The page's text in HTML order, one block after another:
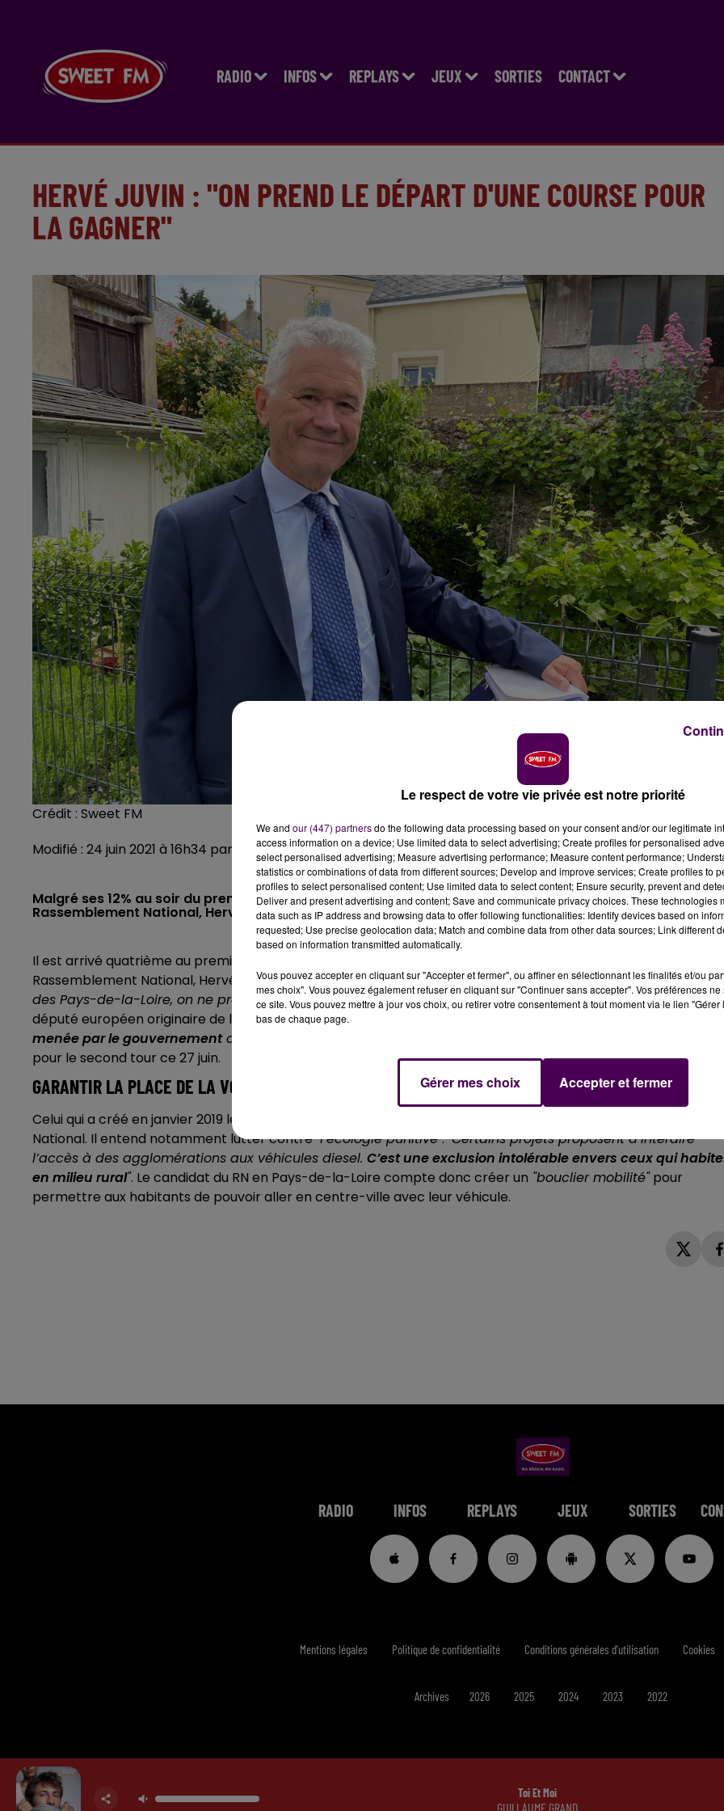
RADIO INFOS REPLAYS JEUX SORTIES CONTACT
HERVÉ JUVIN : "ON PREND LE DÉPART D'UNE COURSE POUR
LA GAGNER"
Crédit : Sweet FM
Modifié : 24 juin 2021 à 16h34 par Clément Rohée
Malgré ses 12% au soir du premier tour des régionales en Pays-de-la-Loire, le candidat du
Rassemblement National, Hervé Juvin, croit encore en ses chances.
Il est arrivé quatrième au premier tour des élections régionales en Pays-de-la-Loire. Le candidat du
Rassemblement National, Hervé Juvin, a réalisé 12,53% des voix."J’ai pratiqué l’athlétisme sur toutes les
des Pays-de-la-Loire, on ne prend le départ d’une course que quand on espère la gagner"affirme le
député européen originaire de la Loire-Atlantique.
menée par le gouvernementd’Emmanuel Macron"
pour le second tour ce 27 juin.
GARANTIR LA PLACE DE LA VOITURE EN VILLE
Celui qui a créé en janvier 2019 le
National. Il entend notamment lutter contre"l’écologie punitive"."Certains projets proposent d’interdire
l’accès à des agglomérations aux véhicules diesel. C’est une exclusion intolérable envers ceux qui
en milieu rural". Le candidat du RN en Pays-de-la-Loire compte donc créer un "bouclier mobilité"pour
permettre aux habitants de pouvoir aller en centre-ville avec leur véhicule.
RADIO INFOS REPLAYS JEUX SORTIES
Toi Et Moi
GUILLAUME GRAND
Mentions légales Politique de confidentialité Conditions générales d'utilisation Cookies
Archives 2026 2025 2024 2023 2022
Le respect de votre vie privée est notre priorité
We and our (447) partnersdo the following data processing based on your consent and/or our legitimate
access information on a device; Use limited data to select advertising; Create profiles for personalised
select personalised advertising; Measure advertising performance; Measure content performance;
statistics or combinations of data from different sources; Develop and improve services; Create profiles to
profiles to select personalised content; Use limited data to select content; Ensure security, prevent and
Deliver and present advertising and content; Save and communicate privacy choices. These technologies
data such as IP address and browsing data to offer following functionalities: Identify devices based on
requested; Use precise geolocation data; Match and combine data from other data sources; Link different
based on information transmitted automatically.
Vous pouvez accepter en cliquant sur "Accepter et fermer", ou affiner en sélectionnant les finalités et/ou
mes choix". Vous pouvez également refuser en cliquant sur "Continuer sans accepter". Vos préférences
ce site. Vous pouvez mettre à jour vos choix, ou retirer votre consentement à tout moment via le lien
bas de chaque page.
Gérer mes choix Accepter et fermer